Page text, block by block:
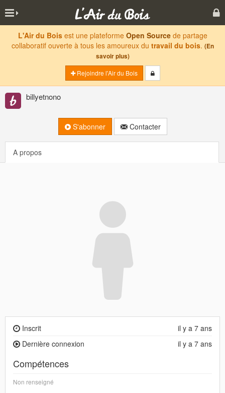
L'Air du Boisest une plateforme Open Sourcede partage
collaboratif ouverte à tous les amoureux du travail du bois. (En
savoir plus)
Rejoindre l'Air du Bois
billyetnono
S'abonner Contacter
A propos
il y a 7 ans
Inscrit
il y a 7 ans
Dernière connexion
Compétences
Non renseigné